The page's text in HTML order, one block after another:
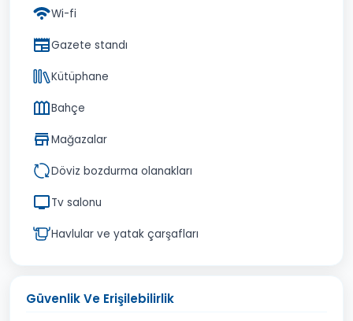
Wi-fi
Gazete standı
Kütüphane
Bahçe
Mağazalar
Döviz bozdurma olanakları
Tv salonu
Havlular ve yatak çarşafları
Güvenlik Ve Erişilebilirlik